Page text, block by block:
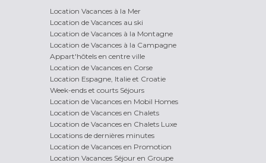
Location Vacances à la Mer
Location de Vacances au ski
Location de Vacances à la Montagne
Location de Vacances à la Campagne
Appart'hôtels en centre ville
Location de Vacances en Corse
Location Espagne, Italie et Croatie
Week-ends et courts Séjours
Location de Vacances en Mobil Homes
Location de Vacances en Chalets
Location de Vacances en Chalets Luxe
Locations de dernières minutes
Location de Vacances en Promotion
Location Vacances Séjour en Groupe